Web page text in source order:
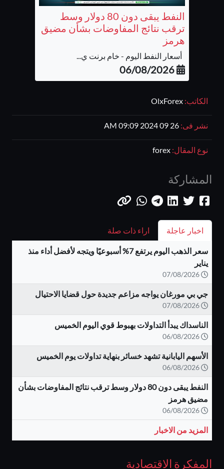
الكاتب:
نشر فى:
نوع المقال:
المشاركة
اخبار عاجلة اراء ذات صلة
سعر الذهب اليوم يرتفع 7% أسبوعيًا ويتجه لأفضل أداء منذ
يناير
جي بي مورغان يواجه مزاعم جديدة حول قضايا الاحتيال
الناسداك يبدأ التداولات بهبوط قوي اليوم الخميس
الأسهم اليابانية تشهد خسائر بنهاية تداولات يوم الخميس
النفط يبقى دون 80 دولار وسط ترقب نتائج المفاوضات بشأن
مضيق هرمز
المزيد من الاخبار
المفكرة الاقتصادية
النفط يبقى دون 80 دولار وسط
ترقب نتائج المفاوضات بشأن مضيق
هرمز
أسعار النفط اليوم - خام برنت ي...
06/08/2026